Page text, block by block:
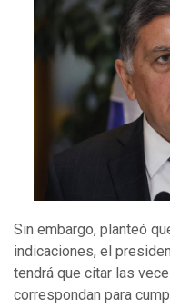
Sin embargo, planteó
indicaciones, el
tendrá que citar las
correspondan para